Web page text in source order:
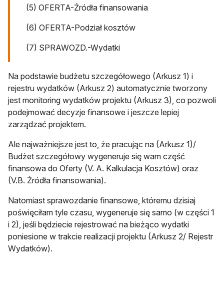
(5) OFERTA-Źródła finansowania
(6) OFERTA-Podział kosztów
(7) SPRAWOZD.-Wydatki
Na podstawie budżetu szczegółowego (Arkusz 1) i
rejestru wydatków (Arkusz 2) automatycznie tworzony
jest monitoring wydatków projektu (Arkusz 3), co pozwoli
podejmować decyzje finansowe i jeszcze lepiej
zarządzać projektem.
Ale najważniejsze jest to, że pracując na (Arkusz 1)/
Budżet szczegółowy wygeneruje się wam część
finansowa do Oferty (V. A. Kalkulacja Kosztów) oraz
(V.B. Źródła finansowania).
Natomiast sprawozdanie finansowe, któremu dzisiaj
poświęciłam tyle czasu, wygeneruje się samo (w części 1
i 2), jeśli będziecie rejestrować na bieżąco wydatki
poniesione w trakcie realizacji projektu (Arkusz 2/ Rejestr
Wydatków).